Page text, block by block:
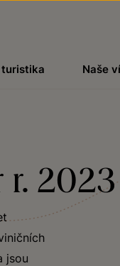
Naše
r. 2023
jsou